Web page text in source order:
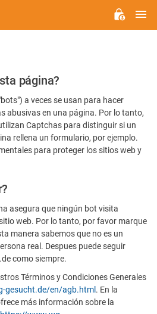
página?
a veces se usan para hacer
abusivas en una página. Por lo tanto,
Captchas para distinguir si un
rellena un formulario, por ejemplo.
para proteger los sitios web y
asegura que ningún bot visita
web. Por lo tanto, por favor marque
manera sabemos que no es un
real. Despues puede seguir
como siempre.
Términos y Condiciones Generales
gesucht.de/en/agb.html . En la
más información sobre la